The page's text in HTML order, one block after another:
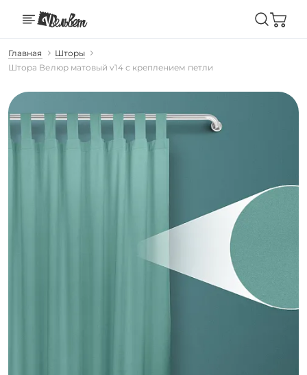
Главная
Шторы
Штора Велюр матовый v14 с креплением петли